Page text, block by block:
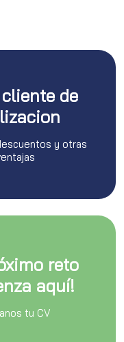
de
y otras
reto
aquí!
tu CV